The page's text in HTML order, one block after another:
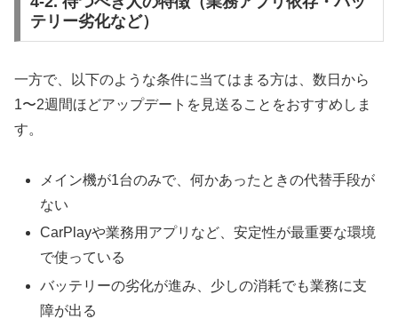
テリー劣化など）
一方で、以下のような条件に当てはまる方は、数日から
1〜2週間ほどアップデートを見送ることをおすすめしま
す。
メイン機が1台のみで、何かあったときの代替手段が
ない
CarPlayや業務用アプリなど、安定性が最重要な環境
で使っている
バッテリーの劣化が進み、少しの消耗でも業務に支
障が出る